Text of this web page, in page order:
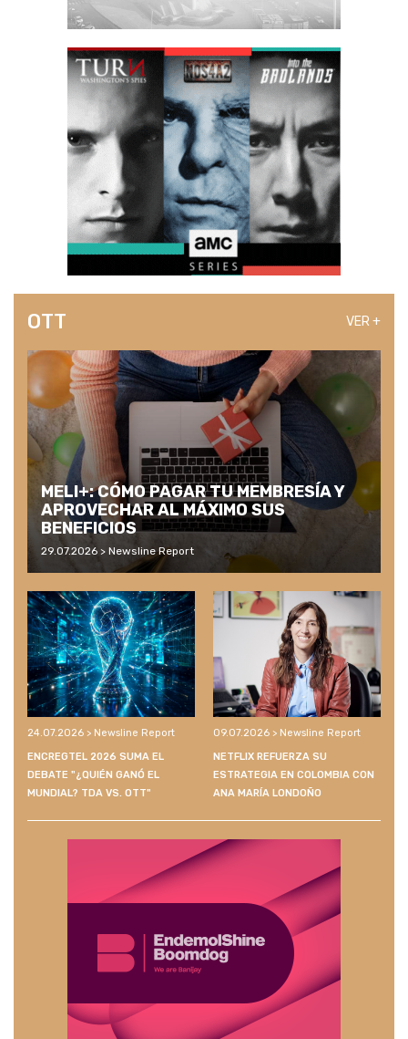
OTT VER +
MELI+: CÓMO PAGAR TU MEMBRESÍA Y
APROVECHAR AL MÁXIMO SUS
BENEFICIOS
29.07.2026 > Newsline Report
24.07.2026 > Newsline Report
ENCREGTEL 2026 SUMA EL
DEBATE "¿QUIÉN GANÓ EL
MUNDIAL? TDA VS. OTT"
09.07.2026 > Newsline Report
NETFLIX REFUERZA SU
ESTRATEGIA EN COLOMBIA CON
ANA MARÍA LONDOÑO